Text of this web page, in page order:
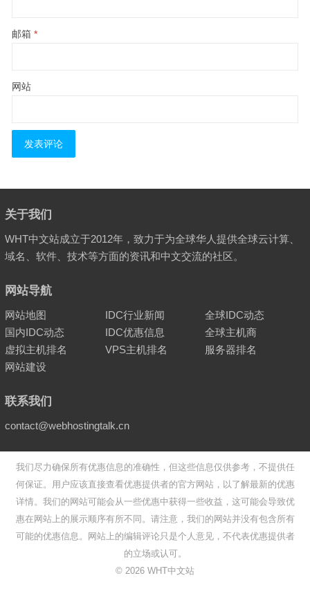
邮箱 *
网站
关于我们
WHT中文站成立于2012年，致力于为全球华人提供全球云计算、
域名、软件、技术等方面的资讯和中文交流的社区。
网站导航
网站地图 IDC行业新闻
全球IDC动态
国内IDC动态
IDC优惠信息
全球主机商
虚拟主机排名
VPS主机排名
服务器排名
网站建设
联系我们
contact@webhostingtalk.cn
我们尽力确保所有优惠信息的准确性，但这些信息仅供参考，不提供任
何保证。用户应该直接查看优惠提供者的官方网站，以了解最新的优惠
详情。我们的网站可能会从一些优惠中获得一些收益，这可能会导致优
惠在网站上的展示顺序有所不同。请注意，我们的网站并没有包含所有
可能的优惠信息。网站上的编辑评论只是个人意见，不代表优惠提供者
的立场或认可。
© 2026 WHT中文站